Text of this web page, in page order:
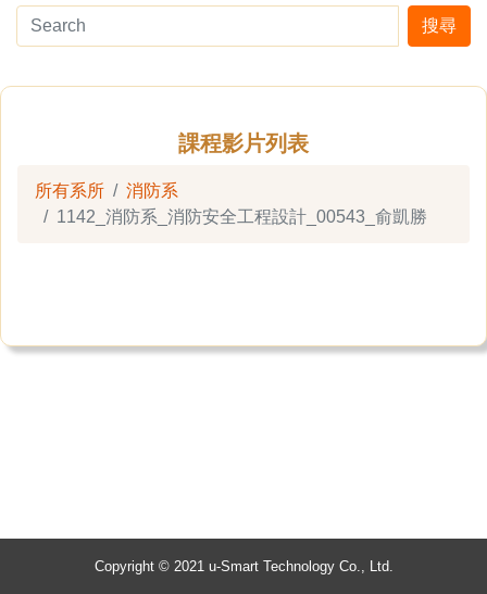
搜尋
課程影片列表
所有系所
消防系
1142_消防系_消防安全工程設計_00543_俞凱勝
Copyright © 2021 u-Smart Technology Co., Ltd.